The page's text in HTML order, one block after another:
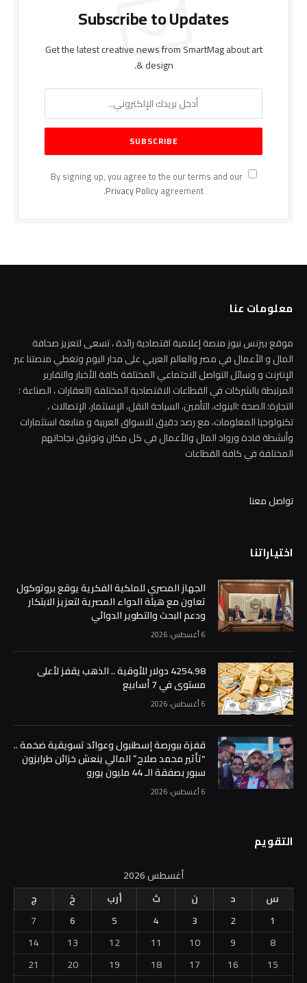
Subscribe to Updates
Get the latest creative news from SmartMag about art
& design.
By signing up, you agree to the our terms and our
Privacy Policyagreement.
معلومات عنا
موقع بيزنس نيوز منصة إعلامية اقتصادية رائدة ، تسعى لتعزيز صحافة
المال و الأعمال في مصر والعالم العربي على مدار اليوم وتغطي منصتنا عبر
الإنترنت و وسائل التواصل الاجتماعي المختلفة كافة الأخبار والتقارير
المرتبطة بالشركات في القطاعات الاقتصادية المختلفة (العقارات ، الصناعة ؛
التجارة؛ الصحة ؛البنوك، التأمين، السياحة النقل، الإستثمار، الإتصالات ،
تكنولوجيا المعلومات، مع رصد دقيق للاسواق العربية و متابعة استثمارات
وأنشطة قادة ورواد المال والأعمال في كل مكان وتوثيق نجاحاتهم
المختلفة في كافة القطاعات
تواصل معنا
اختياراتنا
الجهاز المصري للملكية الفكرية يوقع بروتوكول
تعاون مع هيئة الدواء المصرية لتعزيز الابتكار
ودعم البحث والتطوير الدوائي
6 أغسطس، 2026
4254.98 دولار للأوقية .. الذهب يقفز لأعلى
مستوى في 7 أسابيع
6 أغسطس، 2026
قفزة ببورصة إسطنبول وعوائد تسويقية ضخمة ..
“تأثير محمد صلاح” المالي ينعش خزائن طرابزون
سبور بصفقة الـ 44 مليون يورو
6 أغسطس، 2026
التقويم
أغسطس 2026
س
د ن ث أرب خ
ج
1
2
3
4
5
6
7
8
9
10
11
12
13
14
15
16
17
18
19
20
21